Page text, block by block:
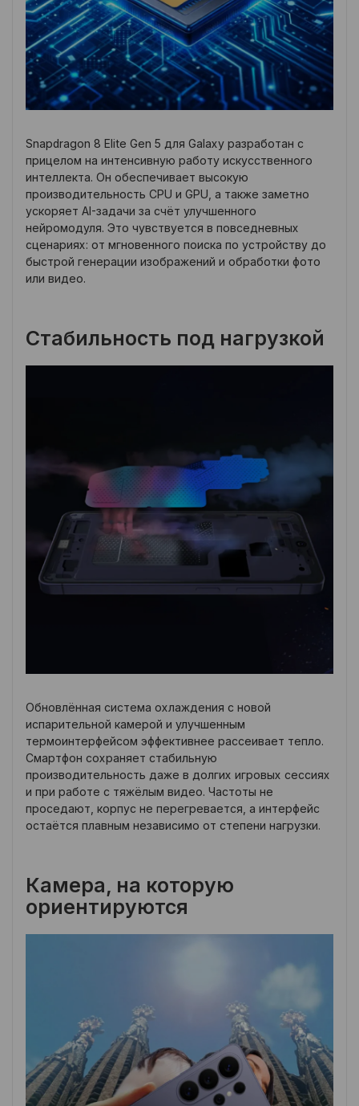
Snapdragon 8 Elite Gen 5 для Galaxy разработан с
прицелом на интенсивную работу искусственного
интеллекта. Он обеспечивает высокую
производительность CPU и GPU, а также заметно
ускоряет AI-задачи за счёт улучшенного
нейромодуля. Это чувствуется в повседневных
сценариях: от мгновенного поиска по устройству до
быстрой генерации изображений и обработки фото
или видео.
Стабильность под нагрузкой
Обновлённая система охлаждения с новой
испарительной камерой и улучшенным
термоинтерфейсом эффективнее рассеивает тепло.
Смартфон сохраняет стабильную
производительность даже в долгих игровых сессиях
и при работе с тяжёлым видео. Частоты не
проседают, корпус не перегревается, а интерфейс
остаётся плавным независимо от степени нагрузки.
Камера, на которую
ориентируются